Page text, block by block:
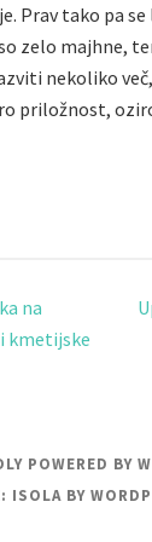
Prav tako pa
zelo majhne,
nekoliko
priložnost,
na
kmetijske
POWERED BY
ISOLA BY